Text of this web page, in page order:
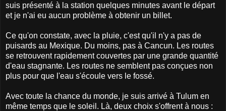
suis présenté à la station quelques minutes avant le départ
et je n'ai eu aucun problème à obtenir un billet.
Ce qu'on constate, avec la pluie, c'est qu'il n'y a pas de
puisards au Mexique. Du moins, pas à Cancun. Les routes
se retrouvent rapidement couvertes par une grande quantité
d'eau stagnante. Les routes ne semblent pas conçues non
plus pour que l'eau s'écoule vers le fossé.
Avec toute la chance du monde, je suis arrivé à Tulum en
même temps que le soleil. Là, deux choix s'offrent à nous :